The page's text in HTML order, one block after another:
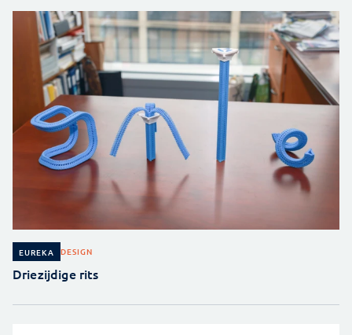
EUREKA DESIGN
Driezijdige rits